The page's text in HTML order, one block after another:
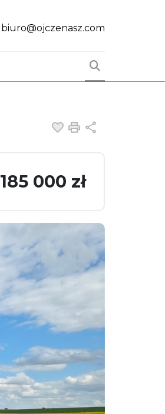
biuro@ojczenasz.com
Dodaj do
Drukuj
185 000 zł